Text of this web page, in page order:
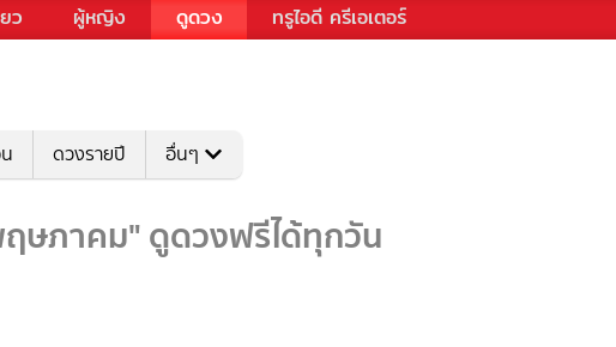
ว ผู้หญิง ดูดวง ทรูไอดี ครีเอเตอร์
ดวงรายปี อื่นๆ
ษภาคม" ดูดวงฟรีได้ทุกวัน